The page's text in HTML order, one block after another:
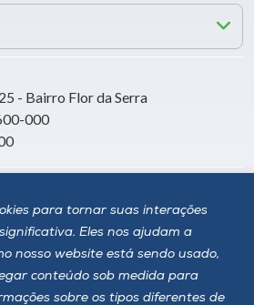
para tornar suas interações
Eles nos ajudam a
nosso website está sendo usado,
conteúdo sob medida para
sobre os tipos diferentes de
- Bairro Flor da Serra
000